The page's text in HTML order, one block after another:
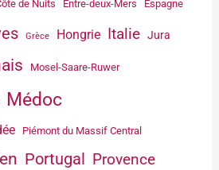
de Nuits Entre-deux-Mers Espagne
Grèce Hongrie Italie Jura
Mosel-Saare-Ruwer
Médoc
Piémont du Massif Central
Portugal Provence